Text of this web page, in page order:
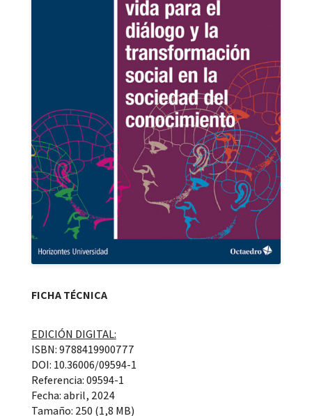
FICHA TÉCNICA
EDICIÓN DIGITAL:
ISBN: 9788419900777
DOI: 10.36006/09594-1
Referencia: 09594-1
Fecha: abril, 2024
Tamaño: 250 (1,8 MB)